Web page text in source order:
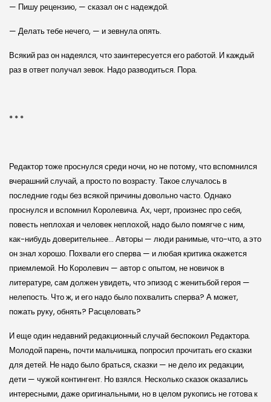
— Пишу рецензию, — сказал он с надеждой.
— Делать тебе нечего, — и зевнула опять.
Всякий раз он надеялся, что заинтересуется его работой. И каждый
раз в ответ получал зевок. Надо разводиться. Пора.
* * *
Редактор тоже проснулся среди ночи, но не потому, что вспомнился
вчерашний случай, а просто по возрасту. Такое случалось в
последние годы без всякой причины довольно часто. Однако
проснулся и вспомнил Королевича. Ах, черт, произнес про себя,
повесть неплохая и человек неплохой, надо было помягче с ним,
как-нибудь доверительнее… Авторы — люди ранимые, что-что, а это
он знал хорошо. Похвали его сперва — и любая критика окажется
приемлемой. Но Королевич — автор с опытом, не новичок в
литературе, сам должен увидеть, что эпизод с женитьбой героя —
нелепость. Что ж, и его надо было похвалить сперва? А может,
пожать руку, обнять? Расцеловать?
И еще один недавний редакционный случай беспокоил Редактора.
Молодой парень, почти мальчишка, попросил прочитать его сказки
для детей. Не надо было браться, сказки — не дело их редакции,
дети — чужой контингент. Но взялся. Несколько сказок оказались
интересными, даже оригинальными, но в целом рукопись не готова к